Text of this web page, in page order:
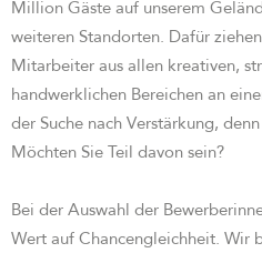
Million Gäste auf unserem
weiteren Standorten. Dafür
Mitarbeiter aus allen kreativen,
handwerklichen Bereichen an
der Suche nach Verstärkung,
Möchten Sie Teil davon sein?
Bei der Auswahl der
Wert auf Chancengleichheit. Wir